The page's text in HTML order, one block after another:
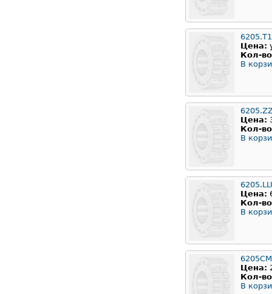
Цена:
Кол-
В
Цена:
Кол-
В
Цена:
Кол-
В
6205CM
Цена:
Кол-
В